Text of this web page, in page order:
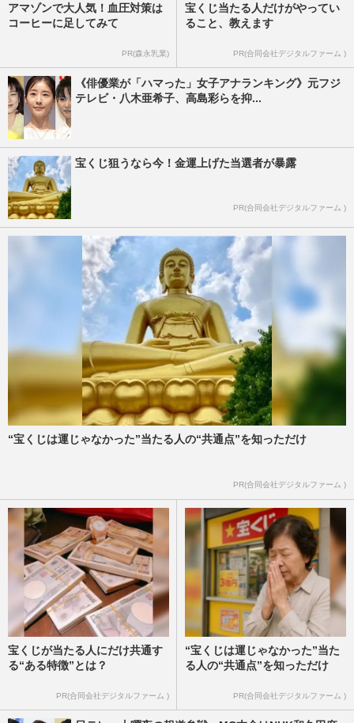
アマゾンで大人気！血圧対策は
コーヒーに足してみて
PR(森永乳業)
宝くじ当たる人だけがやってい
ること、教えます
PR(合同会社デジタルファーム )
《俳優業が「ハマった」女子アナランキング》元フジ
テレビ・八木亜希子、高島彩らを抑...
宝くじ狙うなら今！金運上げた当選者が暴露
PR(合同会社デジタルファーム )
“宝くじは運じゃなかった”当たる人の“共通点”を知っただけ
PR(合同会社デジタルファーム )
宝くじが当たる人にだけ共通す
る“ある特徴”とは？
PR(合同会社デジタルファーム )
“宝くじは運じゃなかった”当た
る人の“共通点”を知っただけ
PR(合同会社デジタルファーム )